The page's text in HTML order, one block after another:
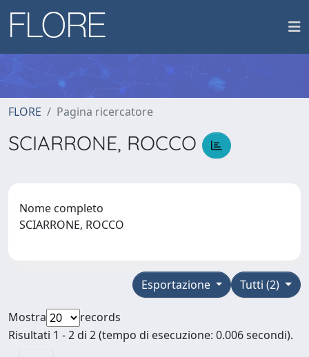
FLORE Pagina ricercatore
SCIARRONE, ROCCO
Nome completo
SCIARRONE, ROCCO
Tutti (2)
Esportazione
Mostra
records
Risultati 1 - 2 di 2 (tempo di esecuzione: 0.006 secondi).